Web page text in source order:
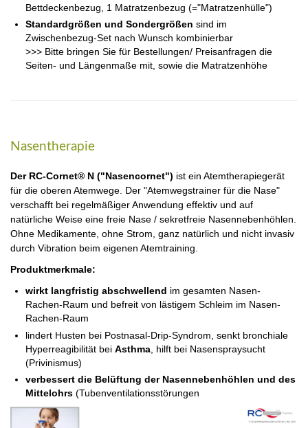
Bettdeckenbezug, 1 Matratzenbezug (="Matratzenhülle")
Standardgrößen und Sondergrößen sind im
Zwischenbezug-Set nach Wunsch kombinierbar
>>> Bitte bringen Sie für Bestellungen/ Preisanfragen die
Seiten- und Längenmaße mit, sowie die Matratzenhöhe
Nasentherapie
Der RC-Cornet® N ("Nasencornet") ist ein Atemtherapiegerät
für die oberen Atemwege. Der "Atemwegstrainer für die Nase"
verschafft bei regelmäßiger Anwendung effektiv und auf
natürliche Weise eine freie Nase / sekretfreie Nasennebenhöhlen.
Ohne Medikamente, ohne Strom, ganz natürlich und nicht invasiv
durch Vibration beim eigenen Atemtraining.
Produktmerkmale:
wirkt langfristig abschwellend im gesamten Nasen-
Rachen-Raum und befreit von lästigem Schleim im Nasen-
Rachen-Raum
lindert Husten bei Postnasal-Drip-Syndrom, senkt bronchiale
Hyperreagibilität beiAsthma , hilft bei Nasenspraysucht
(Privinismus)
verbessert die Belüftung der Nasennebenhöhlen und des
Mittelohrs (Tubenventilationsstörungen